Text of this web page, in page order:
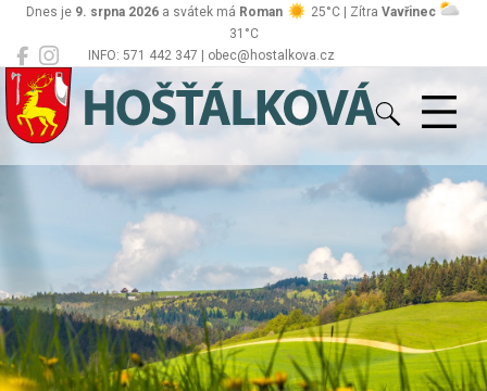
INFO: 571 442 347 | obec@hostalkova.cz
Dnes je 9. srpna 2026 a svátek má Roman 25°C | Zítra Vavřinec
31°C
Hošťálková